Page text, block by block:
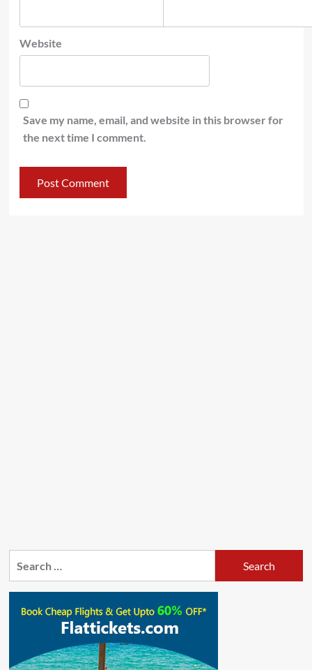
Website
Save my name, email, and website in this browser for
the next time I comment.